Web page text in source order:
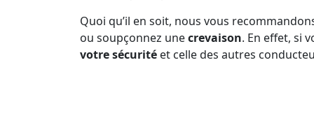
Quoi qu’il en soit, nous vous
ou soupçonnez unecrevaison. En effet, si
votre sécurité et celle des autres